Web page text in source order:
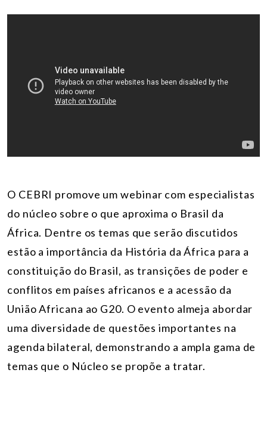
O CEBRI promove umwebinar com especialistas
do núcleo sobre o que aproxima o Brasil da
África. Dentre os temas que serão discutidos
estão a importância da História da África para a
constituição do Brasil, as transições de poder e
conflitos em países africanos e a acessão da
União Africana ao G20. O evento almeja abordar
uma diversidade de questões importantes na
agenda bilateral, demonstrando a ampla gama de
temas que o Núcleo se propõe a tratar.